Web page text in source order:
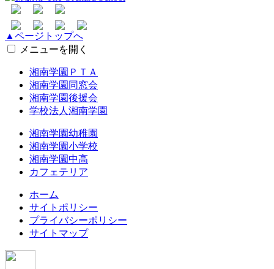
▲ページトップへ
メニューを開く
湘南学園ＰＴＡ
湘南学園同窓会
湘南学園後援会
学校法人湘南学園
湘南学園幼稚園
湘南学園小学校
湘南学園中高
カフェテリア
ホーム
サイトポリシー
プライバシーポリシー
サイトマップ